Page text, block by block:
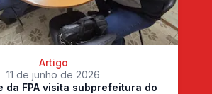
Artigo
11 de junho de 2026
da FPA visita subprefeitura do